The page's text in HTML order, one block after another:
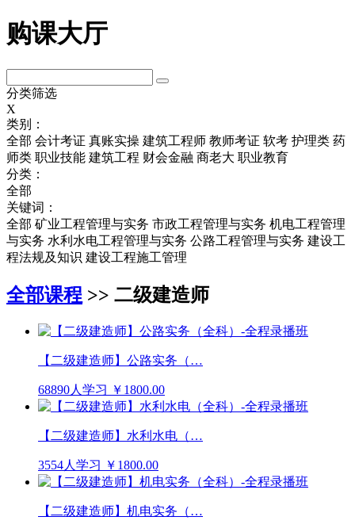
购课大厅
分类筛选
X
类别：
全部 会计考证 真账实操 建筑工程师 教师考证 软考 护理类 药
师类 职业技能 建筑工程 财会金融 商老大 职业教育
分类：
全部
关键词：
全部 矿业工程管理与实务 市政工程管理与实务 机电工程管理
与实务 水利水电工程管理与实务 公路工程管理与实务 建设工
程法规及知识 建设工程施工管理
全部课程 >> 二级建造师
【二级建造师】公路实务（…
68890人学习 ￥1800.00
【二级建造师】水利水电（…
3554人学习 ￥1800.00
【二级建造师】机电实务（…